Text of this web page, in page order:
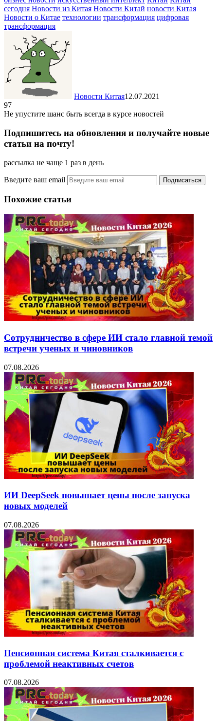
сегодня Новости из Китая Новости Китай новости Китая
Новости о Китае технологии трансформация цифровая
трансформация
Новости Китая12.07.2021
97
Не упустите шанс быть всегда в курсе новостей
Подпишитесь на обновления и получайте новые
статьи на почту!
рассылка не чаще 1 раз в день
Введите ваш email
Похожие статьи
Сотрудничество в сфере ИИ стало главной темой
встречи ученых и чиновников
07.08.2026
ИИ DeepSeek повышает цены после запуска
новых моделей
07.08.2026
Пенсионная система Китая сталкивается с
проблемой неактивных счетов
07.08.2026